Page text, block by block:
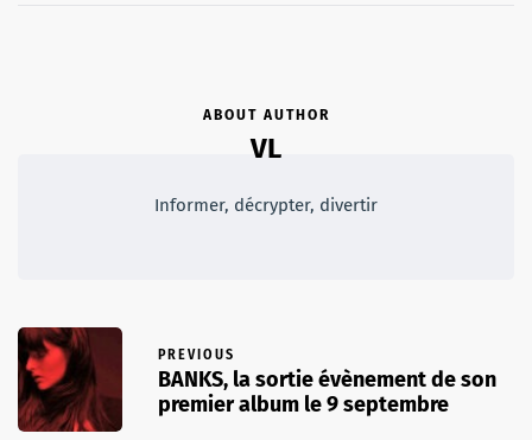
ABOUT AUTHOR
VL
Informer, décrypter, divertir
PREVIOUS
BANKS, la sortie évènement de son
premier album le 9 septembre